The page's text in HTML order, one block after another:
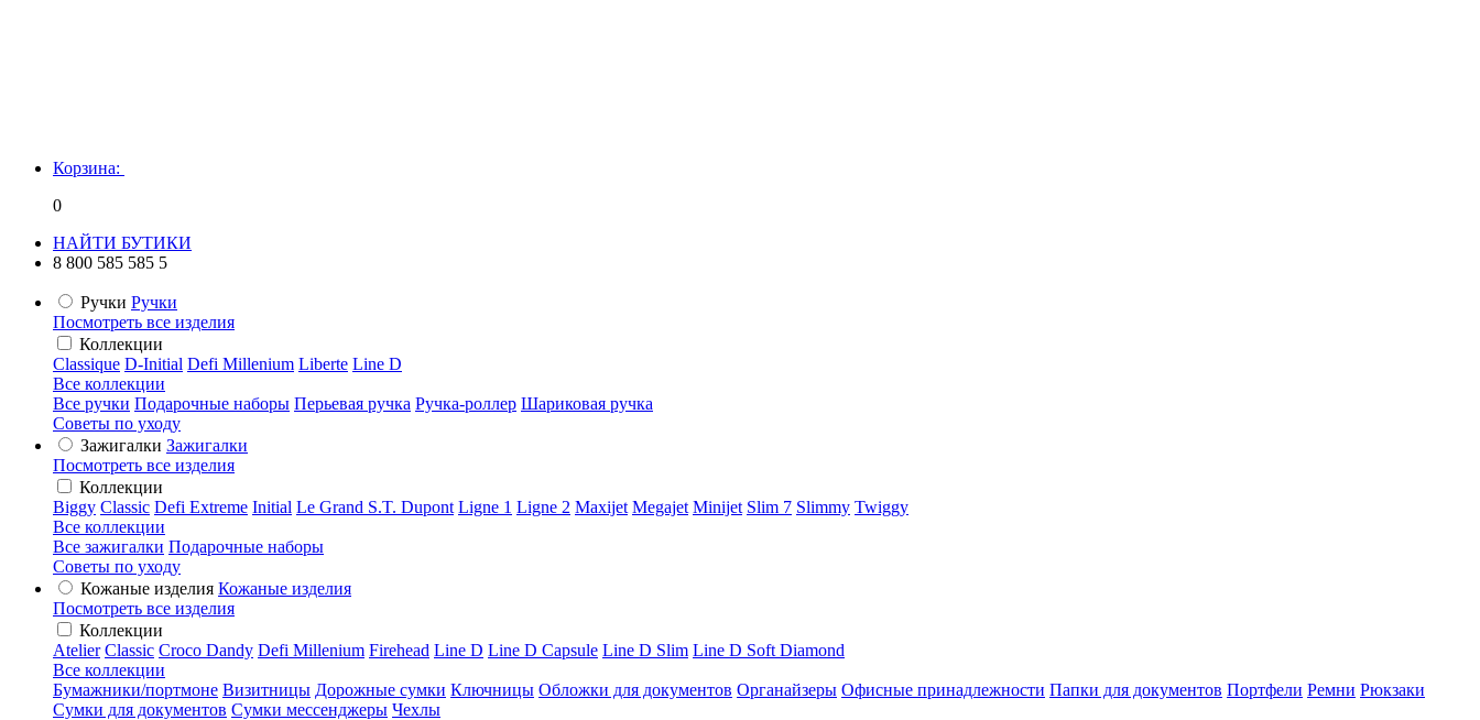
Корзина:
0
НАЙТИ БУТИКИ
8 800 585 585 5
Ручки Ручки
Посмотреть все изделия
Коллекции
Classique D-Initial Defi Millenium Liberte Line D
Все коллекции
Все ручки Подарочные наборы Перьевая ручка Ручка-роллер Шариковая ручка
Советы по уходу
Зажигалки Зажигалки
Посмотреть все изделия
Коллекции
Biggy Classic Defi Extreme Initial Le Grand S.T. Dupont Ligne 1 Ligne 2 Maxijet Megajet Minijet Slim 7 Slimmy Twiggy
Все коллекции
Все зажигалки Подарочные наборы
Советы по уходу
Кожаные изделия Кожаные изделия
Посмотреть все изделия
Коллекции
Atelier Classic Croco Dandy Defi Millenium Firehead Line D Line D Capsule Line D Slim Line D Soft Diamond
Все коллекции
Бумажники/портмоне Визитницы Дорожные сумки Ключницы Обложки для документов Органайзеры Офисные принадлежности Папки для документов Портфели Ремни Рюкзаки
Сумки для документов Сумки мессенджеры Чехлы